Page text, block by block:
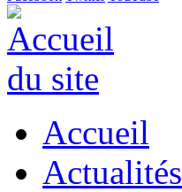
Accueil
Actualités